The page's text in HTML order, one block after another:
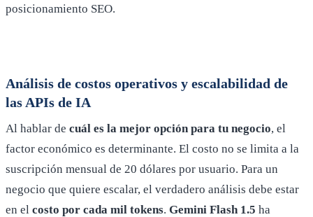
posicionamiento SEO.
Análisis de costos operativos y escalabilidad de
las APIs de IA
Al hablar de cuál es la mejor opción para tu negocio, el
factor económico es determinante. El costo no se limita a la
suscripción mensual de 20 dólares por usuario. Para un
negocio que quiere escalar, el verdadero análisis debe estar
en el costo por cada mil tokens. Gemini Flash 1.5 ha